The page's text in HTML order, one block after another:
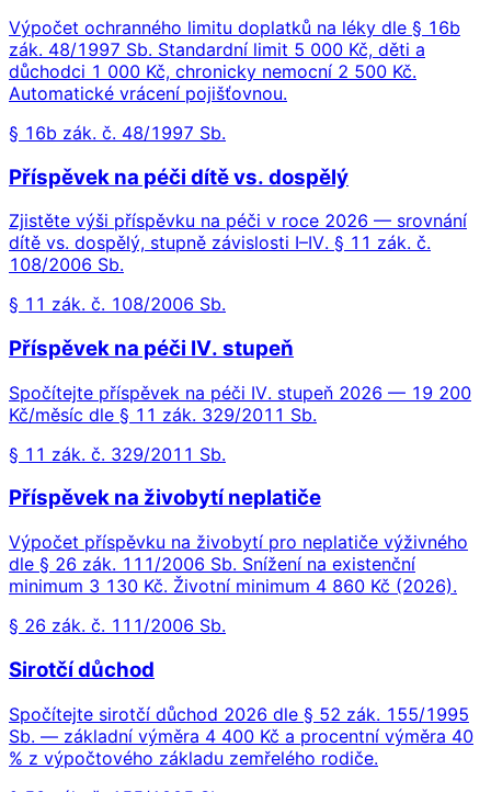
Výpočet ochranného limitu doplatků na léky dle § 16b
zák. 48/1997 Sb. Standardní limit 5 000 Kč, děti a
důchodci 1 000 Kč, chronicky nemocní 2 500 Kč.
Automatické vrácení pojišťovnou.
§ 16b zák. č. 48/1997 Sb.
Příspěvek na péči dítě vs. dospělý
Zjistěte výši příspěvku na péči v roce 2026 — srovnání
dítě vs. dospělý, stupně závislosti I–IV. § 11 zák. č.
108/2006 Sb.
§ 11 zák. č. 108/2006 Sb.
Příspěvek na péči IV. stupeň
Spočítejte příspěvek na péči IV. stupeň 2026 — 19 200
Kč/měsíc dle § 11 zák. 329/2011 Sb.
§ 11 zák. č. 329/2011 Sb.
Příspěvek na živobytí neplatiče
Výpočet příspěvku na živobytí pro neplatiče výživného
dle § 26 zák. 111/2006 Sb. Snížení na existenční
minimum 3 130 Kč. Životní minimum 4 860 Kč (2026).
§ 26 zák. č. 111/2006 Sb.
Sirotčí důchod
Spočítejte sirotčí důchod 2026 dle § 52 zák. 155/1995
Sb. — základní výměra 4 400 Kč a procentní výměra 40
% z výpočtového základu zemřelého rodiče.